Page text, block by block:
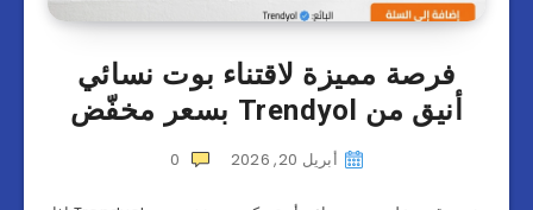
فرصة مميزة لاقتناء بوت نسائي
أنيق من Trendyol بسعر مخفّض
أبريل 20, 2026 0